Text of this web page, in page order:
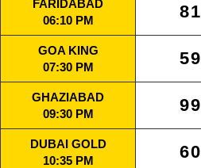
FARIDABAD
06:10 PM
81
GOA KING
07:30 PM
59
GHAZIABAD
09:30 PM
99
DUBAI GOLD
10:35 PM
60